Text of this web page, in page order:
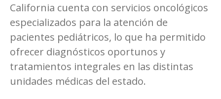
California cuenta con servicios oncológicos
especializados para la atención de
pacientes pediátricos, lo que ha permitido
ofrecer diagnósticos oportunos y
tratamientos integrales en las distintas
unidades médicas del estado.